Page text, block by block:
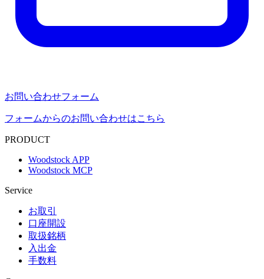
お問い合わせフォーム
フォームからのお問い合わせはこちら
PRODUCT
Woodstock APP
Woodstock MCP
Service
お取引
口座開設
取扱銘柄
入出金
手数料